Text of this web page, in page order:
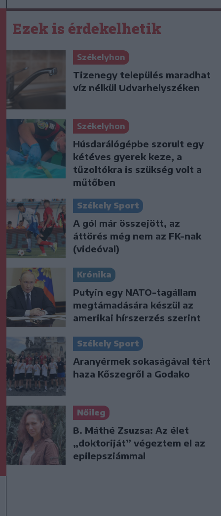
Ezek is érdekelhetik
Székelyhon
Tizenegy település maradhat
víz nélkül Udvarhelyszéken
Székelyhon
Húsdarálógépbe szorult egy
kétéves gyerek keze, a
tűzoltókra is szükség volt a
műtőben
Székely Sport
A gól már összejött, az
áttörés még nem az FK-nak
(videóval)
Krónika
Putyin egy NATO-tagállam
megtámadására készül az
amerikai hírszerzés szerint
Székely Sport
Aranyérmek sokaságával tért
haza Kőszegről a Godako
Nőileg
B. Máthé Zsuzsa: Az élet
„doktoriját” végeztem el az
epilepsziámmal